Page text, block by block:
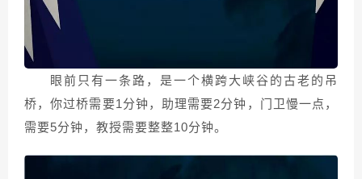
眼前只有一条路，是一个横跨大峡谷的古老的吊
桥，你过桥需要1分钟，助理需要2分钟，门卫慢一点，
需要5分钟，教授需要整整10分钟。